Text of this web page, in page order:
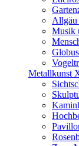
Musik
Metallkunst